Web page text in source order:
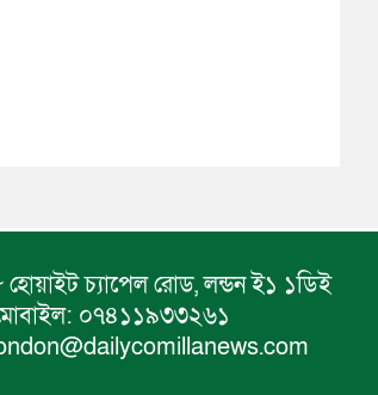
চ্যাপেল রোড, লন্ডন ই১ ১ডিই
০৭৪১১৯৩৩২৬১